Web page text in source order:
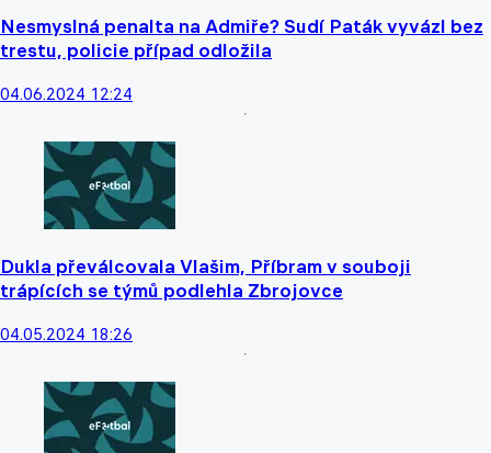
Nesmyslná penalta na Admiře? Sudí Paták vyvázl bez
trestu, policie případ odložila
04.06.2024 12:24
Dukla převálcovala Vlašim, Příbram v souboji
trápících se týmů podlehla Zbrojovce
04.05.2024 18:26